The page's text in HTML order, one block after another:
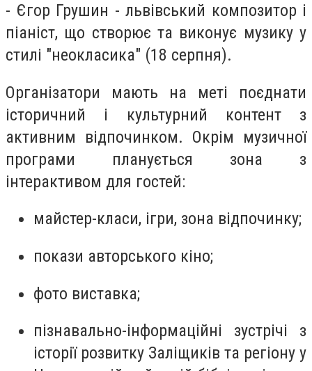
- Єгор Грушин - львівський композитор і
піаніст, що створює та виконує музику у
стилі "неокласика" (18 серпня).
Організатори мають на меті поєднати
історичний і культурний контент з
активним відпочинком. Окрім музичної
програми планується зона з
інтерактивом для гостей:
майстер-класи, ігри, зона відпочинку;
покази авторського кіно;
фото виставка;
пізнавально-інформаційні зустрічі з
історії розвитку Заліщиків та регіону у